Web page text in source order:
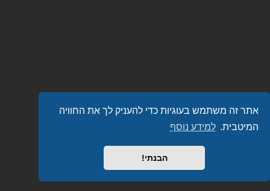
אתר זה משתמש בעוגיות כדי להעניק לך את החוויה
המיטבית. למידע נוסף
הבנתי!